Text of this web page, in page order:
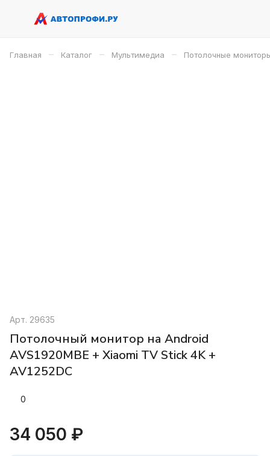
Главная – Каталог – Мультимедиа – Потолочные
Арт. 29635
Потолочный монитор на Android
AVS1920MBE + Xiaomi TV Stick 4K +
AV1252DC
0
34 050 ₽